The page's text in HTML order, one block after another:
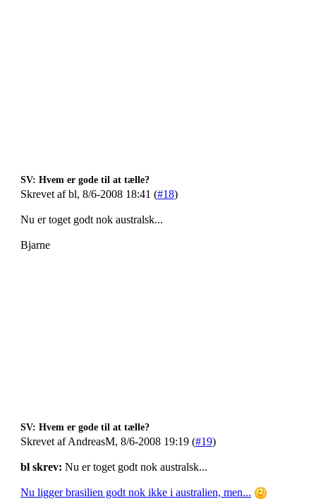
SV: Hvem er gode til at tælle?
Skrevet af bl, 8/6-2008 18:41 (#18)
Nu er toget godt nok australsk...
Bjarne
SV: Hvem er gode til at tælle?
Skrevet af AndreasM, 8/6-2008 19:19 (#19)
bl skrev: Nu er toget godt nok australsk...
Nu ligger brasilien godt nok ikke i australien, men...